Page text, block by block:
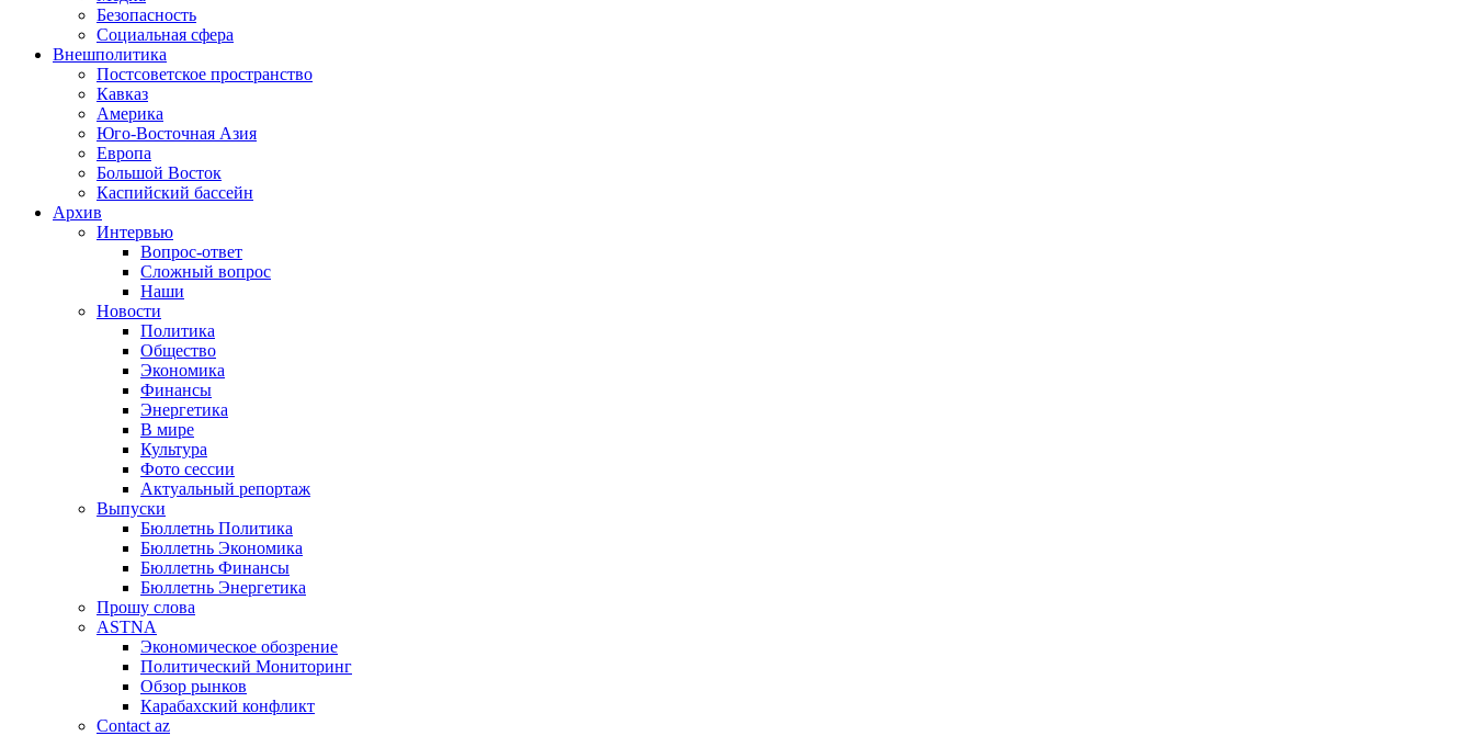
Безопасность
Социальная сфера
Внешполитика
Постсоветское пространство
Кавказ
Америка
Юго-Восточная Азия
Европа
Большой Восток
Каспийский бассейн
Архив
Интервью
Вопрос-ответ
Сложный вопрос
Наши
Новости
Политика
Общество
Экономика
Финансы
Энергетика
В мире
Культура
Фото сессии
Актуальный репортаж
Выпуски
Бюллетнь Политика
Бюллетнь Экономика
Бюллетнь Финансы
Бюллетнь Энергетика
Прошу слова
ASTNA
Экономическое обозрение
Политический Мониторинг
Обзор рынков
Карабахский конфликт
Contact az